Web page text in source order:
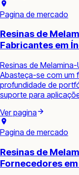
Pagina de mercado
Resinas de
Fabricantes em
Resinas de
Abasteça-se com um
profundidade de
suporte para
Ver pagina
Pagina de mercado
Resinas de
Fornecedores